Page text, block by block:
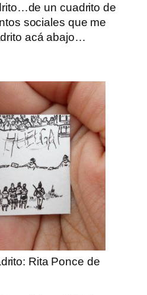
un cuadrito de
sociales que me
acá abajo…
Rita Ponce de